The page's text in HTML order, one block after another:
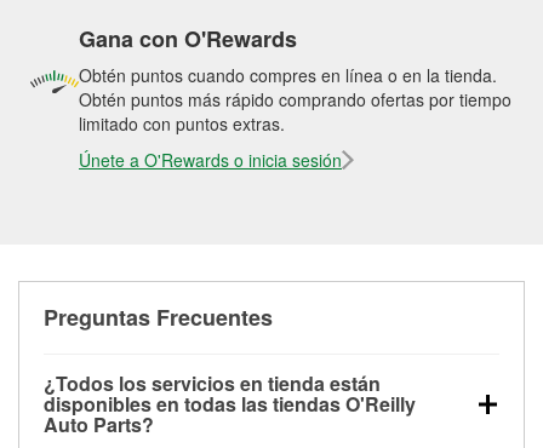
Gana con O'Rewards
Obtén puntos cuando compres en línea o en la tienda.
Obtén puntos más rápido comprando ofertas por tiempo
limitado con puntos extras.
Únete a O'Rewards o inicia sesión
Preguntas Frecuentes
¿Todos los servicios en tienda están
disponibles en todas las tiendas O'Reilly
Auto Parts?